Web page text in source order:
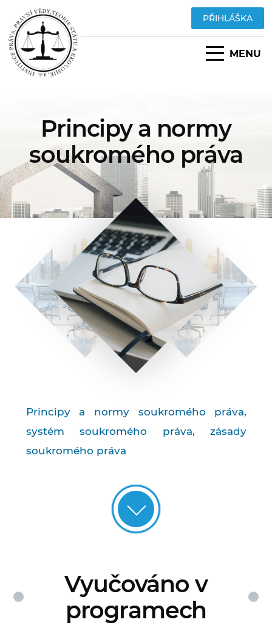
PŘIHLÁŠKA
MENU
Principy a normy
soukromého práva
Principy a normy soukromého práva,
systém soukromého práva, zásady
soukromého práva
Vyučováno v
programech